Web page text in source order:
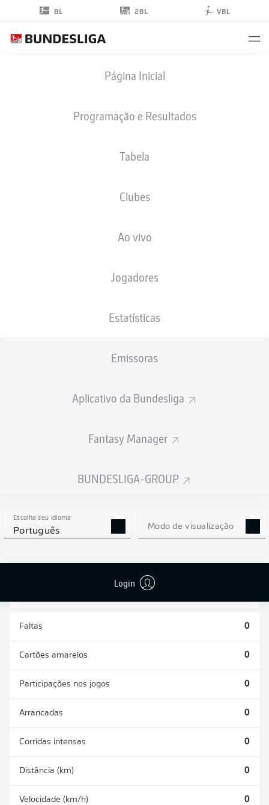
BL 2BL VBL
Página Inicial
Programação e Resultados
Tabela
Clubes
Ao vivo
Jogadores
Estatísticas
Emissoras
Aplicativo da Bundesliga
Fantasy Manager
BUNDESLIGA-GROUP
Escolha seu idioma
Português Modo de visualização
Login
ESTATÍSTICAS DA
TEMPORADA 2025/2026
Faltas 0
Cartões amarelos 0
Participações nos jogos 0
Arrancadas 0
Corridas intensas 0
Distância (km) 0
Velocidade (km/h) 0